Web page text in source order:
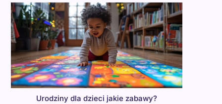
Urodziny dla dzieci jakie zabawy?